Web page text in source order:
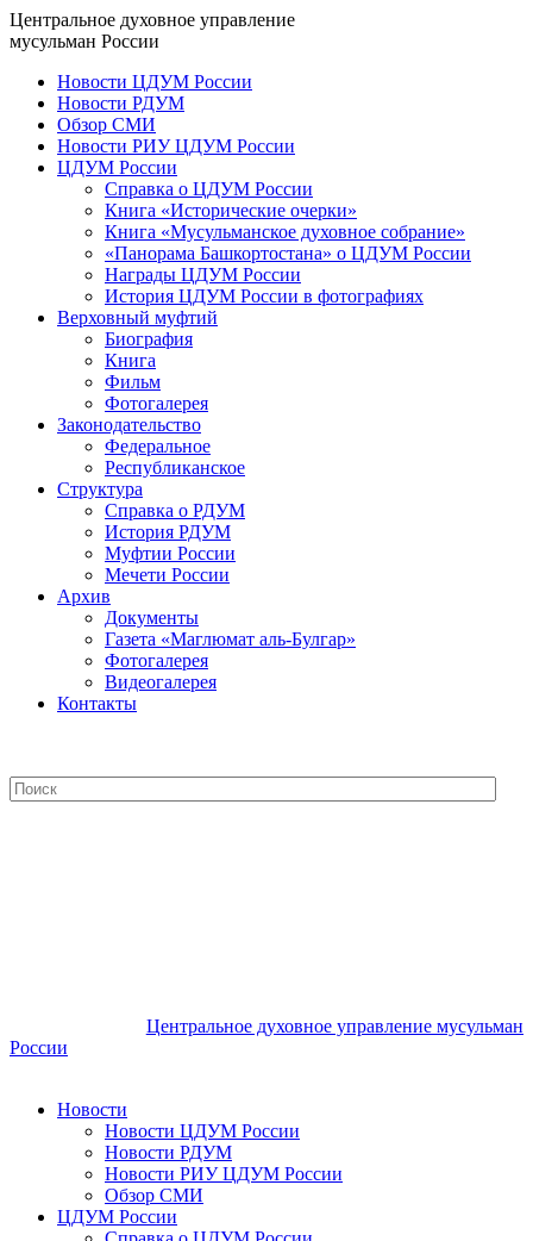
Центральное духовное управление
мусульман России
Новости ЦДУМ России
Новости РДУМ
Обзор СМИ
Новости РИУ ЦДУМ России
ЦДУМ России
Справка о ЦДУМ России
Книга «Исторические очерки»
Книга «Мусульманское духовное собрание»
«Панорама Башкортостана» о ЦДУМ России
Награды ЦДУМ России
История ЦДУМ России в фотографиях
Верховный муфтий
Биография
Книга
Фильм
Фотогалерея
Законодательство
Федеральное
Республиканское
Структура
Справка о РДУМ
История РДУМ
Муфтии России
Мечети России
Архив
Документы
Газета «Маглюмат аль-Булгар»
Фотогалерея
Видеогалерея
Контакты
Центральное духовное управление мусульман
России
Новости
Новости ЦДУМ России
Новости РДУМ
Новости РИУ ЦДУМ России
Обзор СМИ
ЦДУМ России